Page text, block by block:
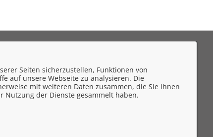
Seiten sicherzustellen, Funktionen von
auf unsere Webseite zu analysieren. Die
mit weiteren Daten zusammen, die Sie ihnen
Nutzung der Dienste gesammelt haben.